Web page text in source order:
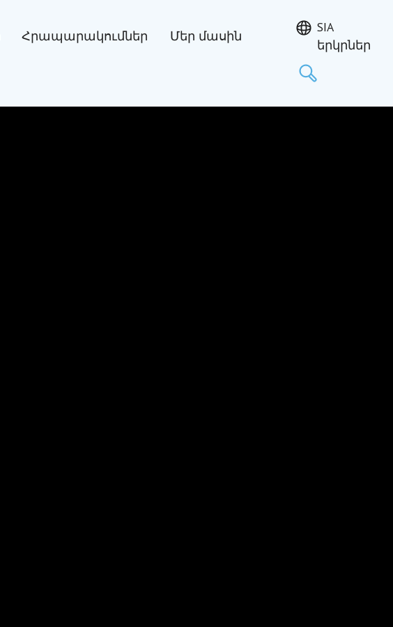
Հրապարակումներ Մեր մասին
SIA
երկրներ